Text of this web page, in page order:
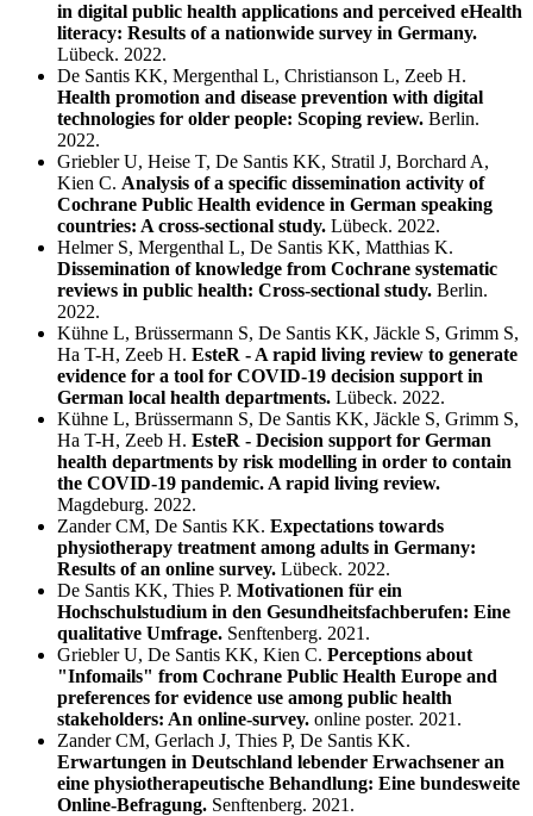
in digital public health applications and perceived eHealth
literacy: Results of a nationwide survey in Germany.
Lübeck. 2022.
De Santis KK, Mergenthal L, Christianson L, Zeeb H.
Health promotion and disease prevention with digital
technologies for older people: Scoping review. Berlin.
2022.
Griebler U, Heise T, De Santis KK, Stratil J, Borchard A,
Kien C. Analysis of a specific dissemination activity of
Cochrane Public Health evidence in German speaking
countries: A cross-sectional study. Lübeck. 2022.
Helmer S, Mergenthal L, De Santis KK, Matthias K.
Dissemination of knowledge from Cochrane systematic
reviews in public health: Cross-sectional study. Berlin.
2022.
Kühne L, Brüssermann S, De Santis KK, Jäckle S, Grimm S,
Ha T-H, Zeeb H. EsteR - A rapid living review to generate
evidence for a tool for COVID-19 decision support in
German local health departments. Lübeck. 2022.
Kühne L, Brüssermann S, De Santis KK, Jäckle S, Grimm S,
Ha T-H, Zeeb H. EsteR - Decision support for German
health departments by risk modelling in order to contain
the COVID-19 pandemic. A rapid living review.
Magdeburg. 2022.
Zander CM, De Santis KK. Expectations towards
physiotherapy treatment among adults in Germany:
Results of an online survey. Lübeck. 2022.
De Santis KK, Thies P. Motivationen für ein
Hochschulstudium in den Gesundheitsfachberufen: Eine
qualitative Umfrage. Senftenberg. 2021.
Griebler U, De Santis KK, Kien C. Perceptions about
"Infomails" from Cochrane Public Health Europe and
preferences for evidence use among public health
stakeholders: An online-survey. online poster. 2021.
Zander CM, Gerlach J, Thies P, De Santis KK.
Erwartungen in Deutschland lebender Erwachsener an
eine physiotherapeutische Behandlung: Eine bundesweite
Online-Befragung. Senftenberg. 2021.